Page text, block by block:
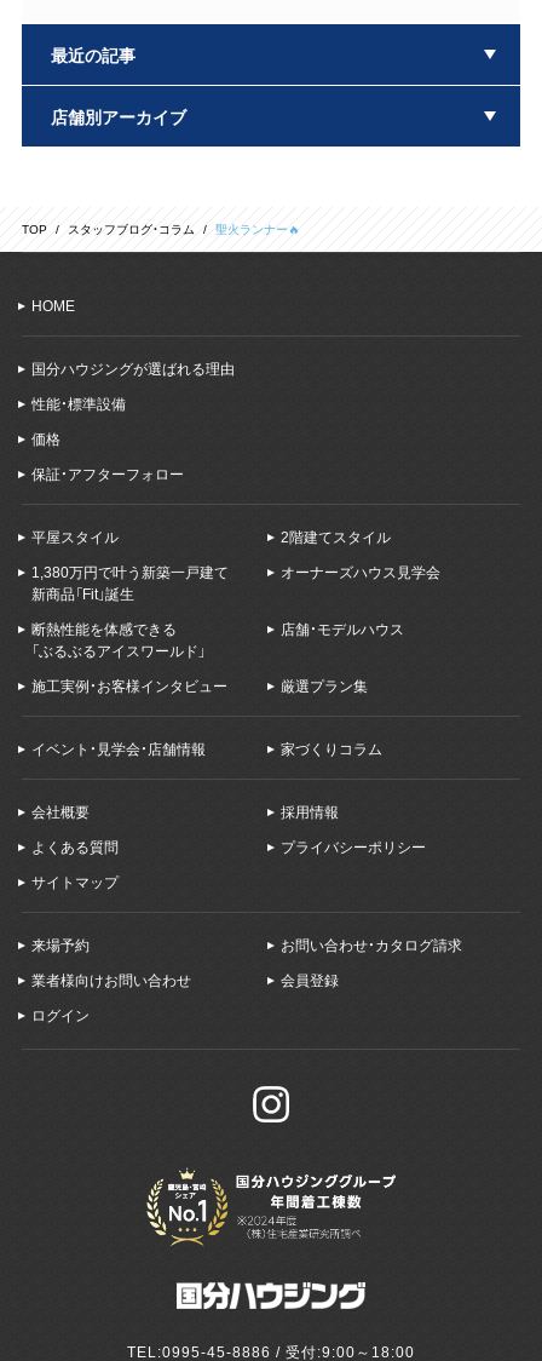
TOP スタッフブログ・コラム 聖火ランナー🔥
最近の記事
店舗別アーカイブ
HOME
国分ハウジングが選ばれる理由
性能・標準設備
価格
保証・アフターフォロー
平屋スタイル 2階建てスタイル
1,380万円で叶う新築一戸建て
新商品「Fit」誕生
オーナーズハウス見学会
断熱性能を体感できる
「ぶるぶるアイスワールド」
店舗・モデルハウス
施工実例・お客様インタビュー 厳選プラン集
イベント・見学会・店舗情報 家づくりコラム
会社概要 採用情報
よくある質問 プライバシーポリシー
サイトマップ
来場予約 お問い合わせ・カタログ請求
業者様向けお問い合わせ 会員登録
ログイン
TEL:0995-45-8886 / 受付:9:00～18:00